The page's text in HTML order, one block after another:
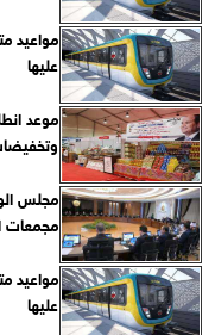
عليها
مجلس
مجمعات
عليها